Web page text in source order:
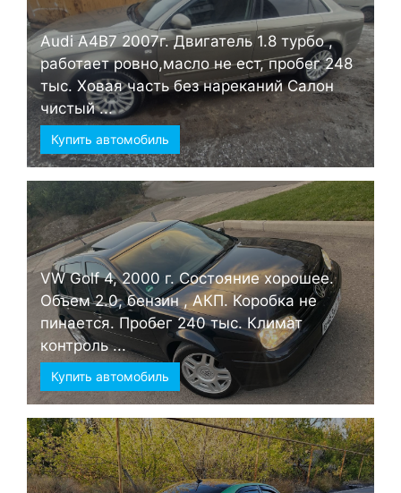
Audi А4B7 2007г. Двигатель 1.8 турбо ,
работает ровно,масло не ест, пробег 248
тыс. Ховая часть без нареканий Салон
чистый ...
Купить автомобиль
VW Golf 4, 2000 г. Состояние хорошее.
Объем 2.0, бензин , АКП. Коробка не
пинается. Пробег 240 тыс. Климат
контроль ...
Купить автомобиль